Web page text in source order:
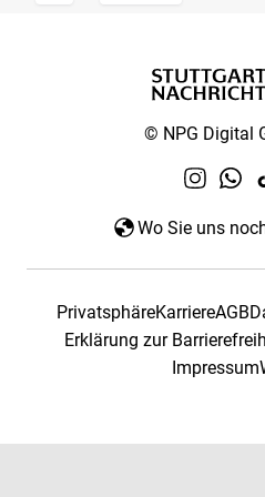
© NPG Digital
Wo Sie uns
PrivatsphäreKarriereAGB
Erklärung zur
Impressum